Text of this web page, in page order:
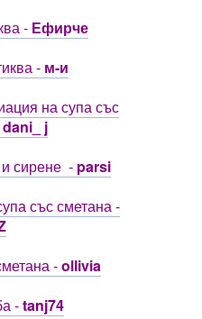
- Ефирче
- м-и
на супа със
dani_ j
и сирене - parsi
със сметана -
-ollivia
-tanj74